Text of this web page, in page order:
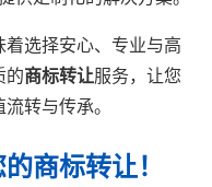
选择安心、专业与高
的商标转让服务，让您
转与传承。
商标转让！